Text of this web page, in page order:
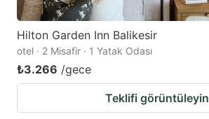
Hilton Garden Inn Balikesir
otel · 2 Misafir · 1 Yatak Odası
₺3.266 /gece
Teklifi görüntüleyin